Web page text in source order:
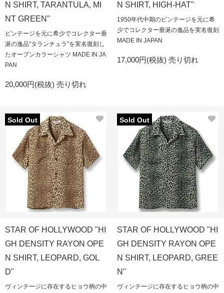
N SHIRT, TARANTULA, MI
NT GREEN"
ビンテージを元に希少でコレクター垂
涎の逸品"タランチュラ"を実名復刻し
たオープンカラーシャツ MADE IN JA
PAN
20,000円(税抜) 売り切れ
N SHIRT, HIGH-HAT"
1950年代中期のビンテージを元に希
少でコレクター垂涎の逸品を実名復刻
MADE IN JAPAN
17,000円(税抜) 売り切れ
Sold Out
STAR OF HOLLYWOOD "HI
GH DENSITY RAYON OPE
N SHIRT, LEOPARD, GOL
D"
ヴィンテージに存在するヒョウ柄の中
Sold Out
STAR OF HOLLYWOOD "HI
GH DENSITY RAYON OPE
N SHIRT, LEOPARD, GREE
N"
ヴィンテージに存在するヒョウ柄の中